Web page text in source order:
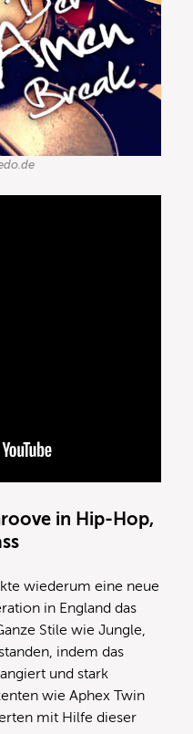
in Hip-Hop,
wiederum eine neue
in England das
Stile wie Jungle,
indem das
und stark
wie Aphex Twin
mit Hilfe dieser